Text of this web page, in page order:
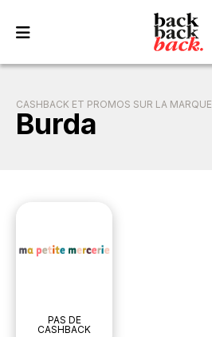
CASHBACK ET PROMOS SUR LA MARQUE
Burda
PAS DE
CASHBACK